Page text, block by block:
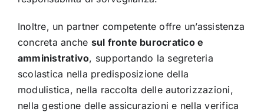
Inoltre, un partner competente offre un’assistenza
concreta anche sul fronte burocratico e
amministrativo, supportando la segreteria
scolastica nella predisposizione della
modulistica, nella raccolta delle autorizzazioni,
nella gestione delle assicurazioni e nella verifica